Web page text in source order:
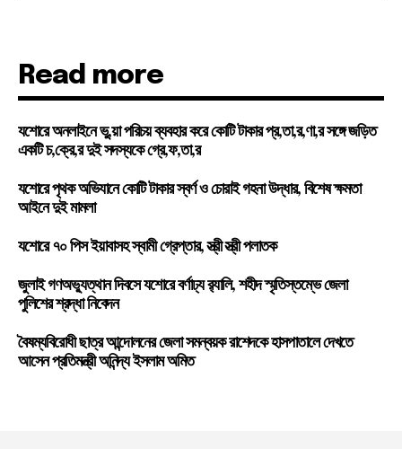
Read more
যশোরে অনলাইনে ভু,য়া পরিচয় ব্যবহার করে কোটি টাকার প্র,তা,র,ণা,র সঙ্গে জড়িত
একটি চ,ক্রে,র দুই সদস্যকে গ্রে,ফ,তা,র
যশোরে পৃথক অভিযানে কোটি টাকার স্বর্ণ ও চোরাই গহনা উদ্ধার, বিশেষ ক্ষমতা
আইনে দুই মামলা
যশোরে ৭০ পিস ইয়াবাসহ স্বামী গ্রেপ্তার, স্ত্রী স্ত্রী পলাতক
জুলাই গণঅভ্যুত্থান দিবসে যশোরে বর্ণাঢ্য র‍্যালি, শহীদ স্মৃতিস্তম্ভে জেলা
পুলিশের শ্রদ্ধা নিবেদন
বৈষম্যবিরোধী ছাত্র আন্দোলনের জেলা সমন্বয়ক রাশেদকে হাসপাতালে দেখতে
আসেন প্রতিমন্ত্রী অনিন্দ্য ইসলাম অমিত